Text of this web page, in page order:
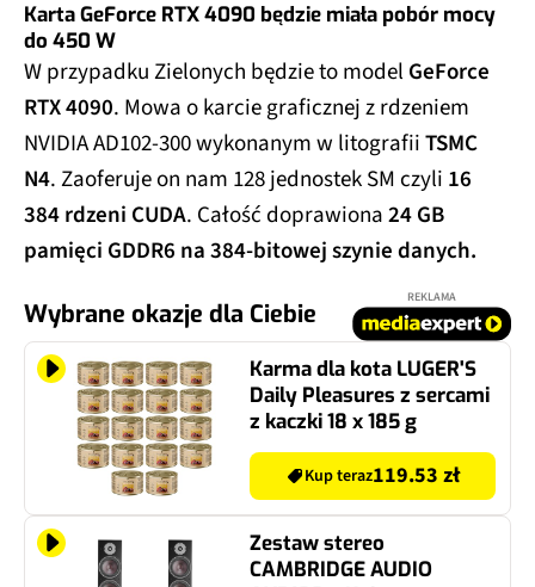
Karta GeForce RTX 4090 będzie miała pobór mocy
do 450 W
W przypadku Zielonych będzie to model GeForce
RTX 4090. Mowa o karcie graficznej z rdzeniem
NVIDIA AD102-300 wykonanym w litografiiTSMC
N4. Zaoferuje on nam 128 jednostek SM czyli 16
384 rdzeni CUDA. Całość doprawiona24 GB
pamięci GDDR6 na 384-bitowej szynie danych.
Wybrane okazje dla Ciebie
REKLAMA
Karma dla kota LUGER'S
Daily Pleasures z sercami
z kaczki 18 x 185 g
Kup teraz119.53 zł
Zestaw stereo
CAMBRIDGE AUDIO